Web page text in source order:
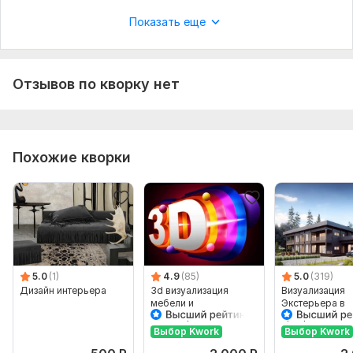
Показать еще
Отзывов по кворку нет
Похожие кворки
5.0 (1)
Дизайн интерьера
4.9 (85)
3d визуализация
мебели и
моделирование
корпусной мебели
Выбор Kwork
5.0 (319)
Визуализация
Экстерьера в
программе
Выбор Kwork